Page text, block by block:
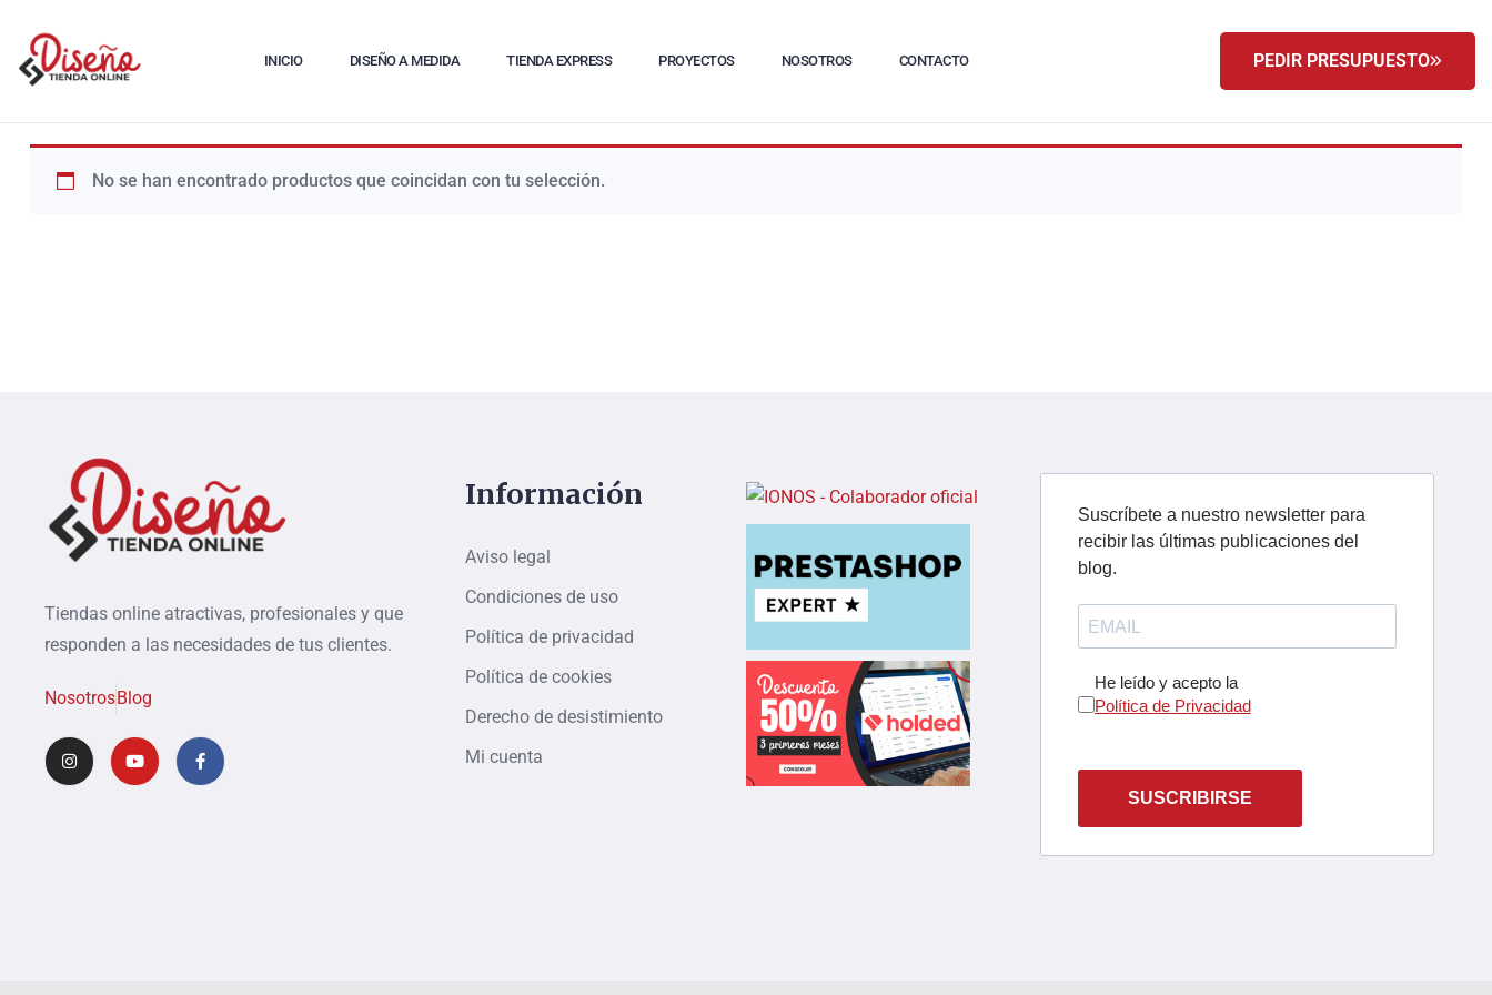
INICIO DISEÑO A MEDIDA TIENDA EXPRESS PROYECTOS NOSOTROS CONTACTO PEDIR PRESUPUESTO
No se han encontrado productos que coincidan con tu selección.
Tiendas online atractivas, profesionales y que
responden a las necesidades de tus clientes.
NosotrosBlog
Información
Aviso legal
Condiciones de uso
Política de privacidad
Política de cookies
Derecho de desistimiento
Mi cuenta
Suscríbete a nuestro newsletter para
recibir las últimas publicaciones del
blog.
He leído y acepto la
Política de Privacidad
SUSCRIBIRSE